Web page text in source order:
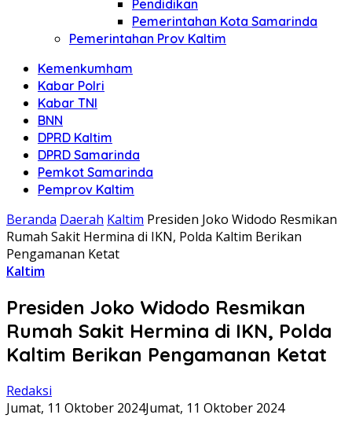
Pendidikan
Pemerintahan Kota Samarinda
Pemerintahan Prov Kaltim
Kemenkumham
Kabar Polri
Kabar TNI
BNN
DPRD Kaltim
DPRD Samarinda
Pemkot Samarinda
Pemprov Kaltim
Beranda Daerah Kaltim Presiden Joko Widodo Resmikan
Rumah Sakit Hermina di IKN, Polda Kaltim Berikan
Pengamanan Ketat
Kaltim
Presiden Joko Widodo Resmikan
Rumah Sakit Hermina di IKN, Polda
Kaltim Berikan Pengamanan Ketat
Redaksi
Jumat, 11 Oktober 2024Jumat, 11 Oktober 2024